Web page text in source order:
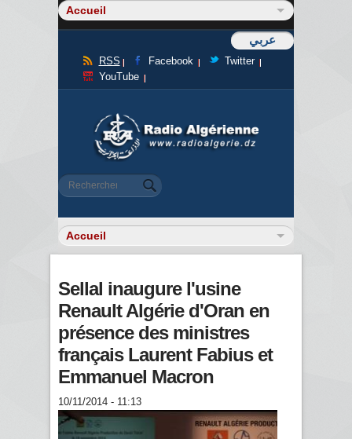
عربي
RSS Facebook
Twitter
YouTube
Formulaire de recherche
Rechercher
Sellal inaugure l'usine
Renault Algérie d'Oran en
présence des ministres
français Laurent Fabius et
Emmanuel Macron
10/11/2014 - 11:13